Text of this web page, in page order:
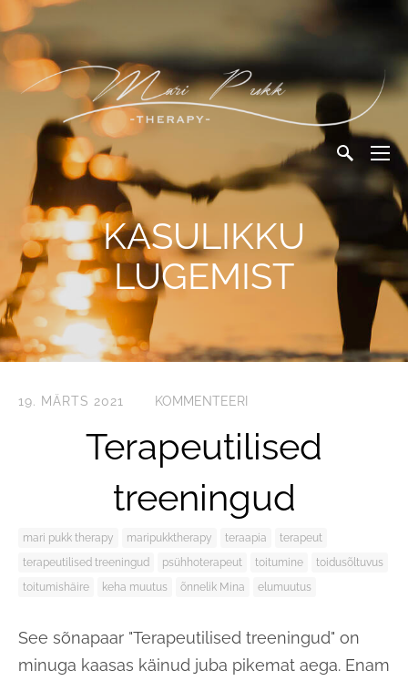
KASULIKKU
LUGEMIST
19. MÄRTS 2021 KOMMENTEERI
Terapeutilised
treeningud
mari pukk therapy maripukktherapy teraapia
terapeut
terapeutilised treeningud
psühhoterapeut toitumine
toidusõltuvus
toitumishäire
keha muutus õnnelik Mina elumuutus
See sõnapaar "Terapeutilised treeningud" on
minuga kaasas käinud juba pikemat aega. Enam